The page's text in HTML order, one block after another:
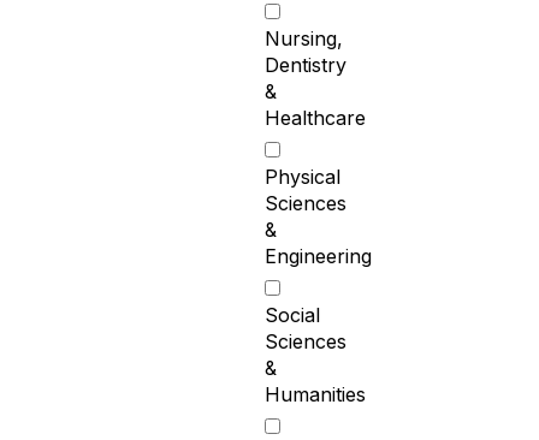
Nursing,
Dentistry
&
Healthcare
Physical
Sciences
&
Engineering
Social
Sciences
&
Humanities